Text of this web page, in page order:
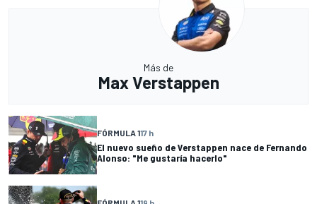
Más de
Max Verstappen
FÓRMULA 117 h
El nuevo sueño de Verstappen nace de Fernando
Alonso: "Me gustaría hacerlo"